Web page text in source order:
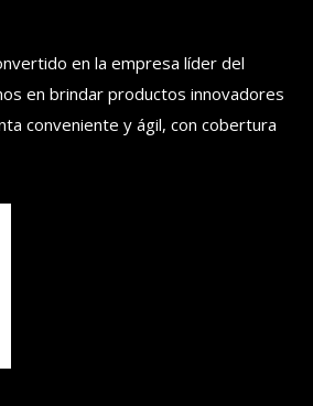
en la empresa líder del
en brindar productos innovadores
conveniente y ágil, con cobertura